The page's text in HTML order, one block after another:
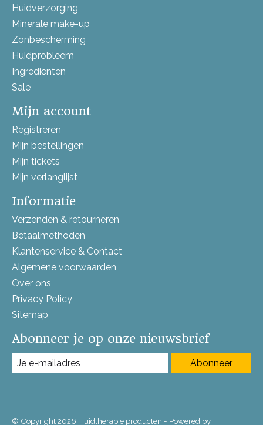
Huidverzorging
Minerale make-up
Zonbescherming
Huidprobleem
Ingrediënten
Sale
Mijn account
Registreren
Mijn bestellingen
Mijn tickets
Mijn verlanglijst
Informatie
Verzenden & retourneren
Betaalmethoden
Klantenservice & Contact
Algemene voorwaarden
Over ons
Privacy Policy
Sitemap
Abonneer je op onze nieuwsbrief
Abonneer
© Copyright 2026 Huidtherapie producten - Powered by